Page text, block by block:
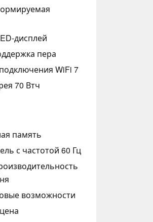
дисплей
пера
WiFi 7
70 Втч
память
с частотой 60 Гц
возможности